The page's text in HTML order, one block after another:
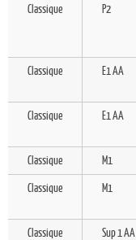
Classique P2
Classique E1 AA
Classique E1 AA
Classique M1
Classique M1
Classique Sup 1 AA